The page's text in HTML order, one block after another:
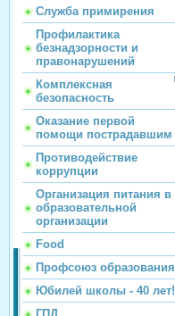
Служба примирения
Профилактика
безнадзорности и
правонарушений
Комплексная
безопасность
Оказание первой
помощи пострадавшим
Противодействие
коррупции
Организация питания в
образовательной
организации
Food
Профсоюз образования
Юбилей школы - 40 лет!